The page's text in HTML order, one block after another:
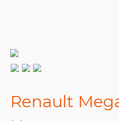
Renault